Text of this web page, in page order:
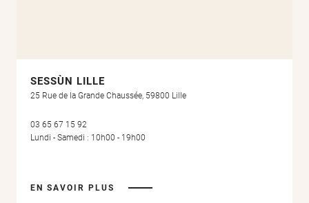
SESSÙN LILLE
25 Rue de la Grande Chaussée, 59800 Lille
03 65 67 15 92
Lundi - Samedi : 10h00 - 19h00
EN SAVOIR PLUS